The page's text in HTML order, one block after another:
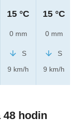
15 °C
0 mm
S
9 km/h
15 °C
0 mm
S
9 km/h
hodin